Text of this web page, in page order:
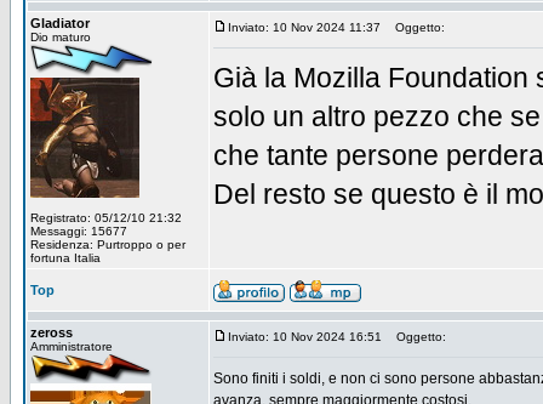
Gladiator
Dio maturo
Registrato: 05/12/10 21:32
Messaggi: 15677
Residenza: Purtroppo o per
fortuna Italia
Inviato: 10 Nov 2024 11:37 Oggetto:
Già la Mozilla
solo un altro pezzo che
che tante persone
Del resto se questo è il
Top
zeross
Amministratore
Inviato: 10 Nov 2024 16:51 Oggetto:
Sono finiti i soldi, e non ci sono persone
avanza, sempre maggiormente costosi.